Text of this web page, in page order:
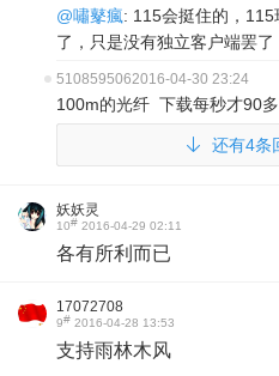
@嘯鼕瘋: 115会挺住的，
了，只是没有独立客户端罢了
5108595062016-04-30 23:24
100m的光纤 下载每秒才90
还有4条
妖妖灵
10# 2016-04-29 02:11
各有所利而已
17072708
9# 2016-04-28 13:53
支持雨林木风